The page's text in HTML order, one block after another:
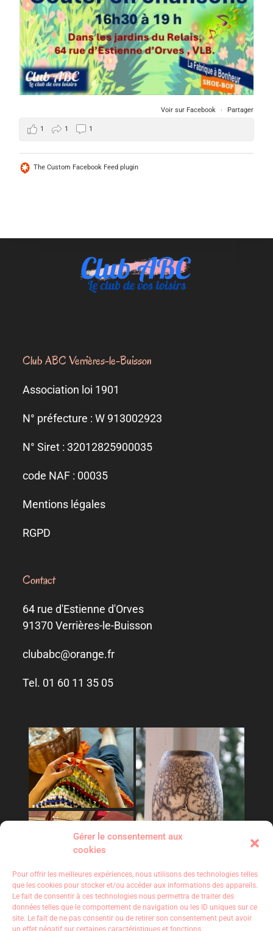
Gérer le consentement aux
cookies
Pour offrir les meilleures expériences, nous utilisons des technologies telles
que les cookies pour stocker et/ou accéder aux informations des appareils.
Le fait de consentir à ces technologies nous permettra de traiter des
données telles que le comportement de navigation ou les ID uniques sur ce
site. Le fait de ne pas consentir ou de retirer son consentement peut avoir
un effet négatif sur certaines caractéristiques et fonctions.
Voir sur Facebook · Partager
1 1 1
The Custom Facebook Feed plugin
Club ABC Verrières-le-Buisson
Association loi 1901
N° préfecture : W 913002923
N° Siret : 32012825900035
code NAF : 00035
Mentions légales
RGPD
Contact
64 rue d'Estienne d'Orves
91370 Verrières-le-Buisson
clubabc@orange.fr
Tel. 01 60 11 35 05